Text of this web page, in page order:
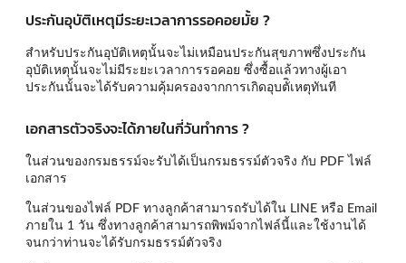
ประกันอุบัติเหตุมีระยะเวลาการรอคอยมั้ย ?
สำหรับประกันอุบัติเหตุนั้นจะไม่เหมือนประกันสุขภาพซึ่งประกัน
อุบัติเหตุนั้นจะไม่มีระยะเวลาการรอคอย ซึ่งซื้อแล้วทางผู้เอา
ประกันนั้นจะได้รับความคุ้มครองจากการเกิดอุบตัิเหตุทันที
เอกสารตัวจริงจะได้ภายในกี่วันทำการ ?
ในส่วนของกรมธรรม์จะรับได้เป็นกรมธรรม์ตัวจริง กับ PDF ไฟล์
เอกสาร
ในส่วนของไฟล์ PDF ทางลูกค้าสามารถรับได้ใน LINE หรือ Email
ภายใน 1 วัน ซึ่งทางลูกค้าสามารถพิพม์จากไฟล์นี้และใช้งานได้
จนกว่าท่านจะได้รับกรมธรรม์ตัวจริง